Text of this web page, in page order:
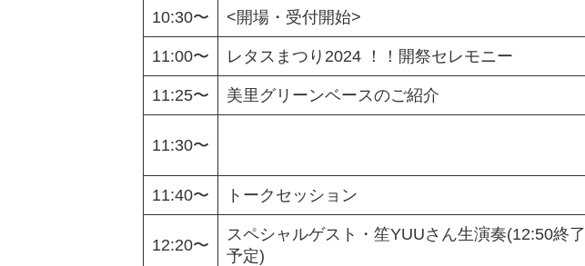
10:30〜 <開場・受付開始>
11:00〜 レタスまつり2024 ！！開祭セレモニー
11:25〜 美里グリーンベースのご紹介
11:30〜
11:40〜 トークセッション
12:20〜
スペシャルゲスト・笙YUUさん生演奏(12:50終了
予定)